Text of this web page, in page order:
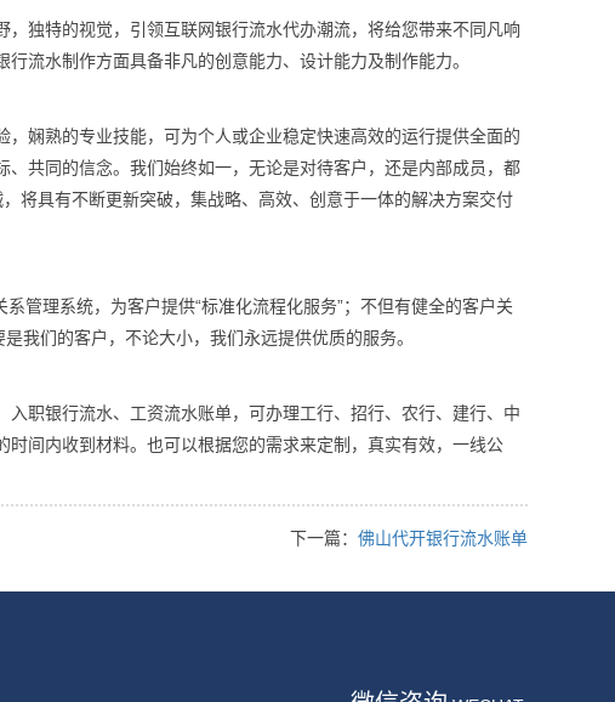
独特的视觉，引领互联网银行流水代办潮流，将给您带来不同凡响
流水制作方面具备非凡的创意能力、设计能力及制作能力。
娴熟的专业技能，可为个人或企业稳定快速高效的运行提供全面的
共同的信念。我们始终如一，无论是对待客户，还是内部成员，都
将具有不断更新突破，集战略、高效、创意于一体的解决方案交付
管理系统，为客户提供“标准化流程化服务”；不但有健全的客户关
我们的客户，不论大小，我们永远提供优质的服务。
职银行流水、工资流水账单，可办理工行、招行、农行、建行、中
间内收到材料。也可以根据您的需求来定制，真实有效，一线公
下一篇： 佛山代开银行流水账单